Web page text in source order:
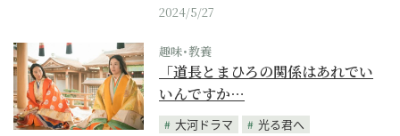
2024/5/27
趣味･教養
「道長とまひろの関係はあれでい
いんですか…
大河ドラマ
光る君へ